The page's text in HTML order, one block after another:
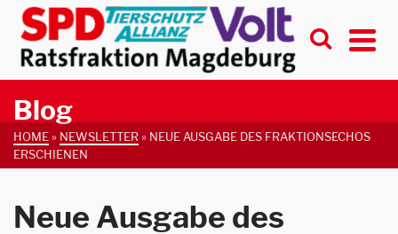
Blog
HOME» NEWSLETTER» NEUE AUSGABE DES FRAKTIONSECHOS
ERSCHIENEN
Neue Ausgabe des